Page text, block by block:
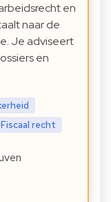
en
naar de
Je adviseert
en
Fiscaal recht